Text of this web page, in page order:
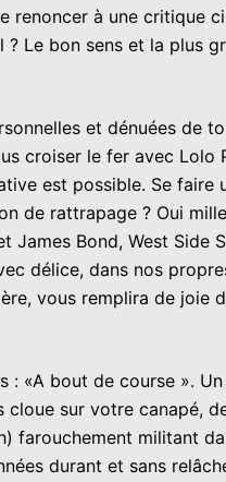
renoncer à une critique
Le bon sens et la plus
et dénuées de
croiser le fer avec Lolo
est possible. Se faire
de rattrapage ? Oui
James Bond, West Side
délice, dans nos
vous remplira de joie
: «A bout de course ».
sur votre canapé,
farouchement militant
durant et sans